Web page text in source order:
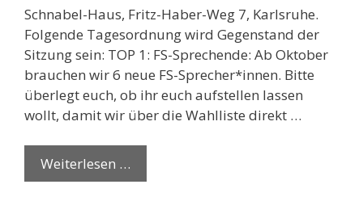
Schnabel-Haus, Fritz-Haber-Weg 7, Karlsruhe.
Folgende Tagesordnung wird Gegenstand der
Sitzung sein: TOP 1: FS-Sprechende: Ab Oktober
brauchen wir 6 neue FS-Sprecher*innen. Bitte
überlegt euch, ob ihr euch aufstellen lassen
wollt, damit wir über die Wahlliste direkt …
Weiterlesen …